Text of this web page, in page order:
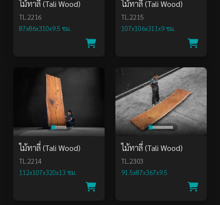
ไม้ทาลี่ (Tali Wood)
TL.2216
87x86x310x9.5 ซม.
ไม้ทาลี่ (Tali Wood)
TL.2215
107x106x311x9 ซม.
ไม้ทาลี่ (Tali Wood)
TL.2214
112x107x320x13 ซม.
ไม้ทาลี่ (Tali Wood)
TL.2303
91.5x87x367x9.5